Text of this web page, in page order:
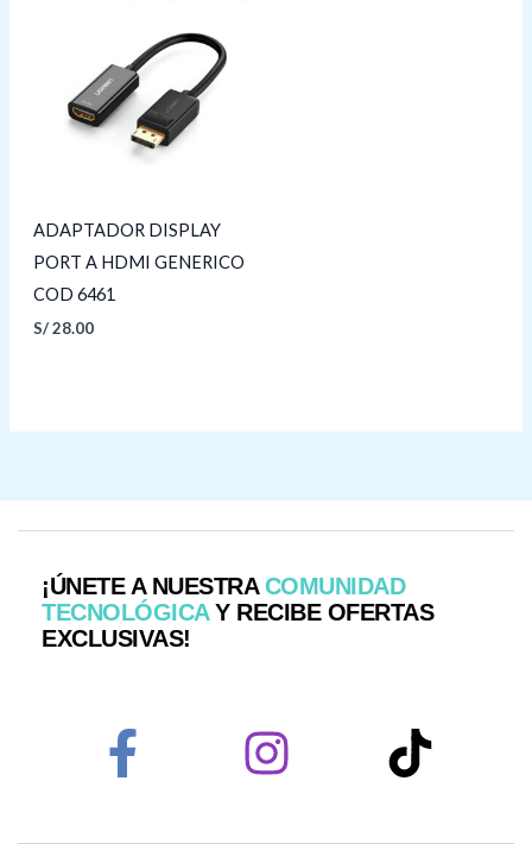
ADAPTADOR DISPLAY
PORT A HDMI GENERICO
COD 6461
S/28.00
¡ÚNETE A NUESTRACOMUNIDAD
TECNOLÓGICAY RECIBE OFERTAS
EXCLUSIVAS!